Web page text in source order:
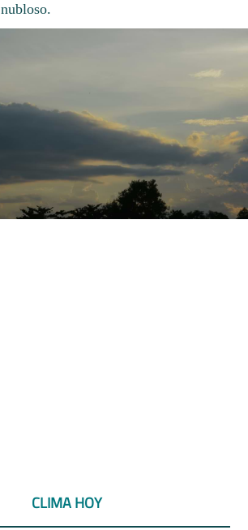
CLIMA HOY